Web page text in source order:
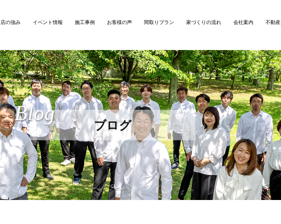
の強み イベント情報 施工事例 お客様の声 間取りプラン 家づくりの流れ 会社案内 不動産
ブログ
Blog